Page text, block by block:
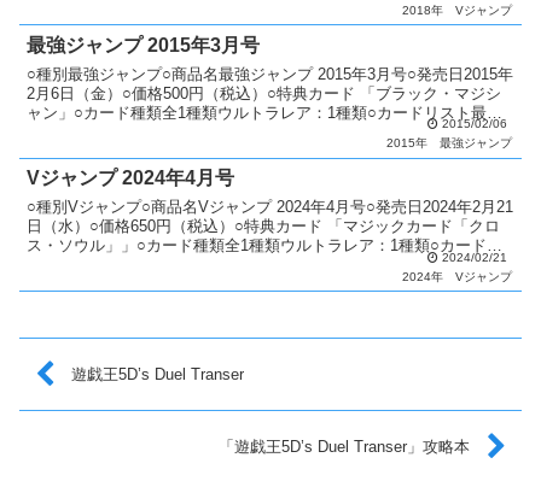
2018年
Vジャンプ
最強ジャンプ 2015年3月号
○種別最強ジャンプ○商品名最強ジャンプ 2015年3月号○発売日2015年
2月6日（金）○価格500円（税込）○特典カード 「ブラック・マジシ
ャン」○カード種類全1種類ウルトラレア：1種類○カードリスト最強
2015/02/06
2015年
最強ジャンプ
Vジャンプ 2024年4月号
○種別Vジャンプ○商品名Vジャンプ 2024年4月号○発売日2024年2月21
日（水）○価格650円（税込）○特典カード 「マジックカード「クロ
ス・ソウル」」○カード種類全1種類ウルトラレア：1種類○カードリ
2024/02/21
2024年
Vジャンプ
遊戯王5D’s Duel Transer
「遊戯王5D’s Duel Transer」攻略本